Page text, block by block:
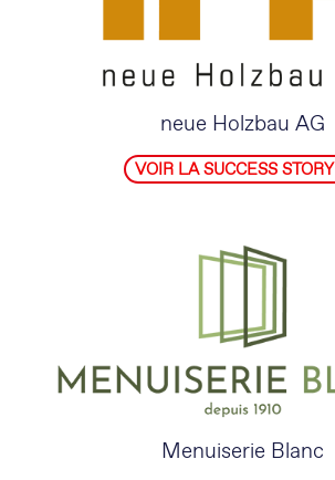
neue Holzbau AG
VOIR LA SUCCESS STORY
Menuiserie Blanc